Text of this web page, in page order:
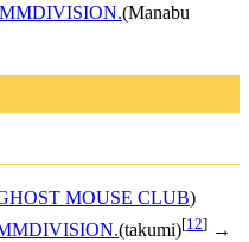
(Manabu
MOUSE CLUB)
(takumi)[12] →